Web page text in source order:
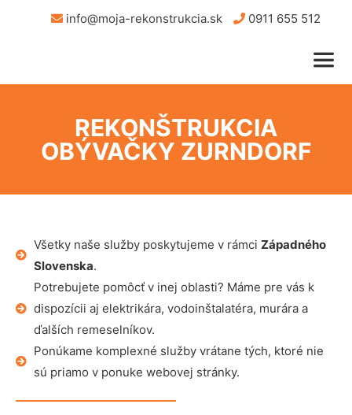
info@moja-rekonstrukcia.sk 0911 655 512
REKONŠTRUKCIA
OBÝVAČKY ZURNDORF
Všetky naše služby poskytujeme v rámci Západného
Slovenska.
Potrebujete pomôcť v inej oblasti? Máme pre vás k
dispozícii aj elektrikára, vodoinštalatéra, murára a
ďalších remeselníkov.
Ponúkame komplexné služby vrátane tých, ktoré nie
sú priamo v ponuke webovej stránky.